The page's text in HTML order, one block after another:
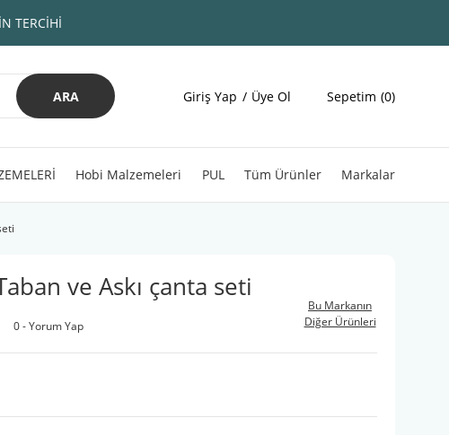
TERCİHİ
ARA Giriş Yap Üye Ol Sepetim 0
Hobi Malzemeleri PUL Tüm Ürünler Markalar
ve Askı çanta seti
0 - Yorum Yap
Bu Markanın
Diğer Ürünleri